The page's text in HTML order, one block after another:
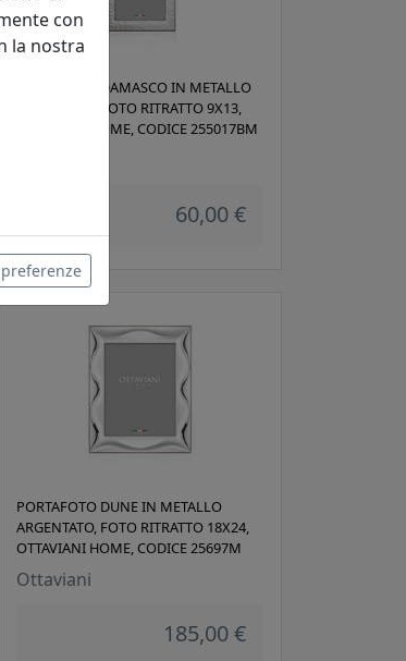
PORTAFOTO DAMASCO IN METALLO
ARGENTATO, FOTO RITRATTO 9X13,
OTTAVIANI HOME, CODICE 255017BM
60,00 €
PORTAFOTO DUNE IN METALLO
ARGENTATO, FOTO RITRATTO 18X24,
OTTAVIANI HOME, CODICE 25697M
Ottaviani
185,00 €
con
la nostra